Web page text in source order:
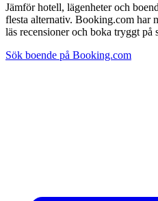
Jämför hotell, lägenheter och
flesta alternativ. Booking.com har
läs recensioner och boka tryggt på
Sök boende på Booking.com